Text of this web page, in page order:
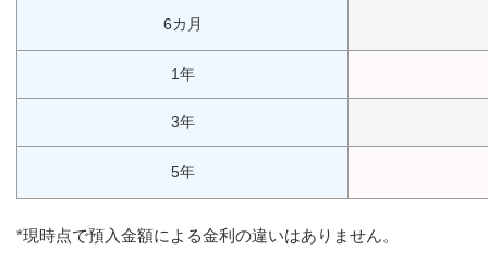
6カ月
1年
3年
5年
*現時点で預入金額による金利の違いはありません。